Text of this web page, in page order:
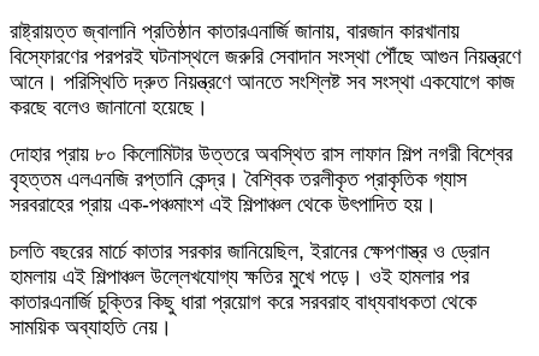
রাষ্ট্রায়ত্ত জ্বালানি প্রতিষ্ঠান কাতারএনার্জি জানায়, বারজান কারখানায়
বিস্ফোরণের পরপরই ঘটনাস্থলে জরুরি সেবাদান সংস্থা পৌঁছে আগুন নিয়ন্ত্রণে
আনে। পরিস্থিতি দ্রুত নিয়ন্ত্রণে আনতে সংশ্লিষ্ট সব সংস্থা একযোগে কাজ
করছে বলেও জানানো হয়েছে।
দোহার প্রায় ৮০ কিলোমিটার উত্তরে অবস্থিত রাস লাফান শিল্প নগরী বিশ্বের
বৃহত্তম এলএনজি রপ্তানি কেন্দ্র। বৈশ্বিক তরলীকৃত প্রাকৃতিক গ্যাস
সরবরাহের প্রায় এক-পঞ্চমাংশ এই শিল্পাঞ্চল থেকে উৎপাদিত হয়।
চলতি বছরের মার্চে কাতার সরকার জানিয়েছিল, ইরানের ক্ষেপণাস্ত্র ও ড্রোন
হামলায় এই শিল্পাঞ্চল উল্লেখযোগ্য ক্ষতির মুখে পড়ে। ওই হামলার পর
কাতারএনার্জি চুক্তির কিছু ধারা প্রয়োগ করে সরবরাহ বাধ্যবাধকতা থেকে
সাময়িক অব্যাহতি নেয়।